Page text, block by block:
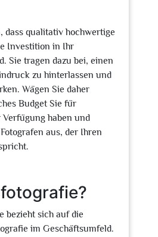
dass qualitativ hochwertige
Investition in Ihr
Sie tragen dazu bei, einen
zu hinterlassen und
Wägen Sie daher
Budget Sie für
haben und
aus, der Ihren
bezieht sich auf die
im Geschäftsumfeld.